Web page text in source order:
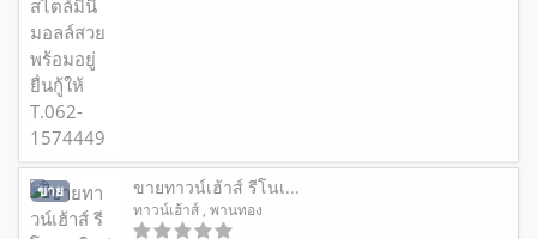
ขาย ขายทาวน์เฮ้าส์ รีโนเ...
ทาวน์เฮ้าส์ , พานทอง